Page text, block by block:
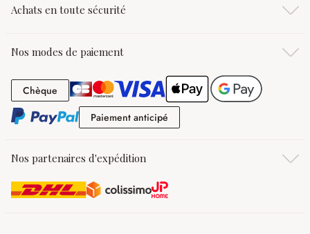
Achats en toute sécurité
Nos modes de paiement
Chèque Chèque
Paiement anticipé
Nos partenaires d'expédition